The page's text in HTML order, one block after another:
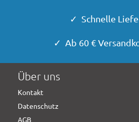
✓ Schnelle
✓ Ab 60 €
Über uns
Kontakt
Datenschutz
AGB